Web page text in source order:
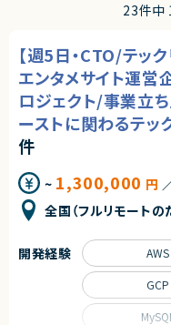
23件中
【週5日・CTO/テッ
エンタメサイト運営
ロジェクト/事業立
ーストに関わるテッ
件
~ 1,300,000 円
全国（フルリモートの
開発経験 AWS
GCP
MySQL